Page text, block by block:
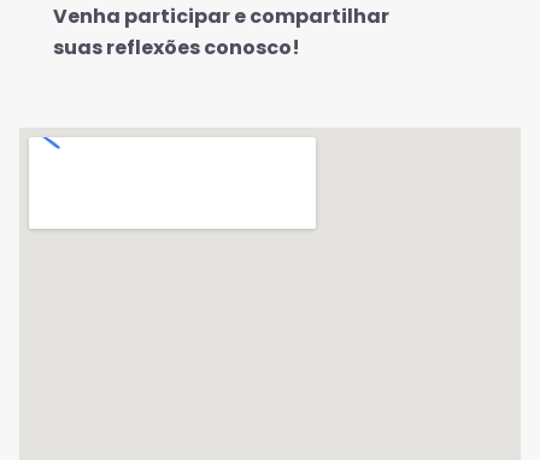
Venha participar e compartilhar
suas reflexões conosco!